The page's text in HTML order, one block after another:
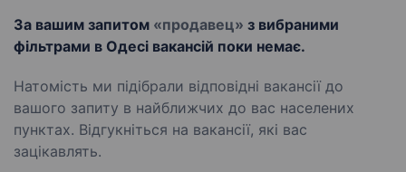
За вашим запитом «продавец» з вибраними
фільтрами в Одесі вакансій поки немає.
Натомість ми підібрали відповідні вакансії до
вашого запиту в найближчих до вас населених
пунктах. Відгукніться на вакансії, які вас
зацікавлять.